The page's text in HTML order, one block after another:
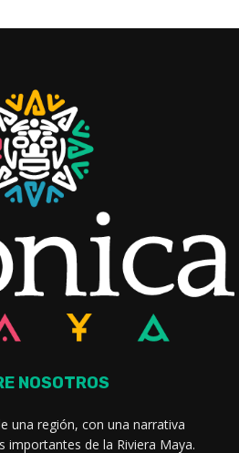
NOSOTROS
una región, con una narrativa
importantes de la Riviera Maya.